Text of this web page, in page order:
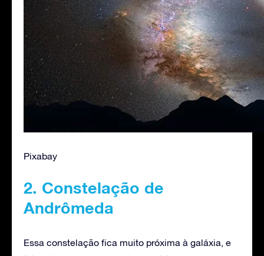
Pixabay
2. Constelação de
Andrômeda
Essa constelação fica muito próxima à galáxia, e